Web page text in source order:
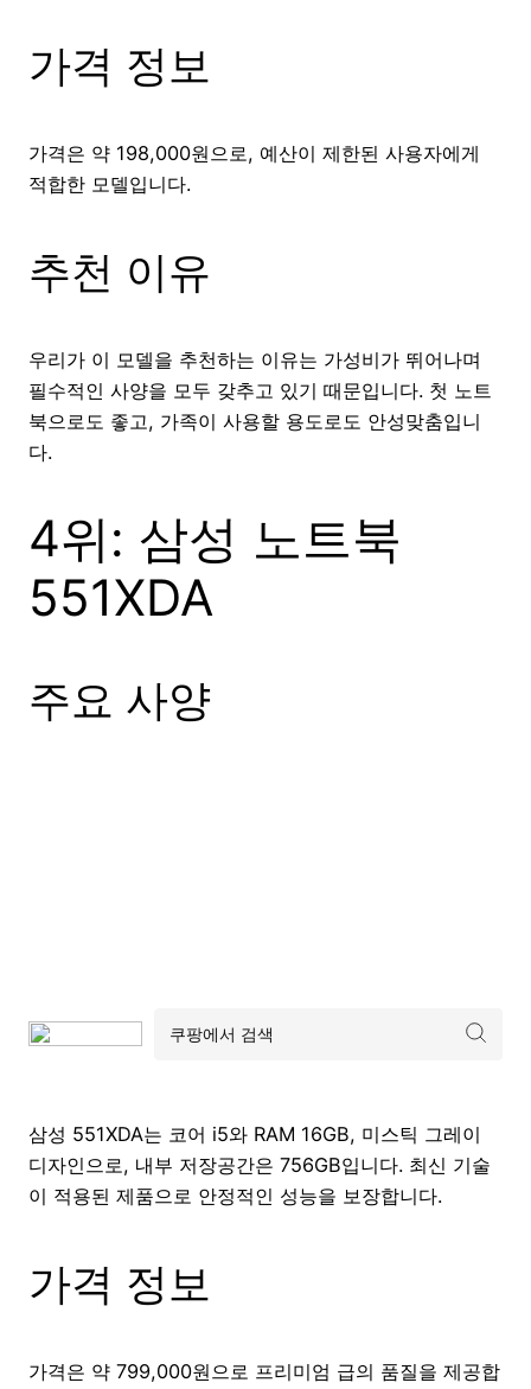
가격 정보
가격은 약 198,000원으로, 예산이 제한된 사용자에게
적합한 모델입니다.
추천 이유
우리가 이 모델을 추천하는 이유는 가성비가 뛰어나며
필수적인 사양을 모두 갖추고 있기 때문입니다. 첫 노트
북으로도 좋고, 가족이 사용할 용도로도 안성맞춤입니
다.
4위: 삼성 노트북
551XDA
주요 사양
삼성 551XDA는 코어 i5와 RAM 16GB, 미스틱 그레이
디자인으로, 내부 저장공간은 756GB입니다. 최신 기술
이 적용된 제품으로 안정적인 성능을 보장합니다.
가격 정보
가격은 약 799,000원으로 프리미엄 급의 품질을 제공합